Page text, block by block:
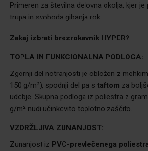
Primeren za številna delovna okolja, kjer
trupa in svoboda gibanja rok.
Zakaj izbrati brezrokavnik HYPER?
TOPLA IN FUNKCIONALNA PODLOGA:
Zgornji del notranjosti je obložen z mehkim
150 g/m²), spodnji del pa s taftom za
udobje. Skupna podloga iz poliestra z
g/m² nudi učinkovito toplotno zaščito.
VZDRŽLJIVA ZUNANJOST:
Zunanjost iz PVC-prevlečenega poliestra